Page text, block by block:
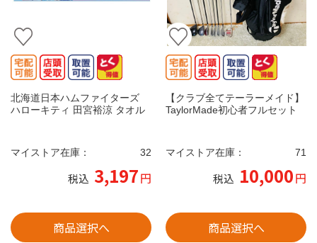
北海道日本ハムファイターズ
ハローキティ 田宮裕涼 タオル
マイストア在庫： 32
税込 3,197円
商品選択へ
【クラブ全てテーラーメイド】
TaylorMade初心者フルセット
マイストア在庫： 71
税込 10,000円
商品選択へ